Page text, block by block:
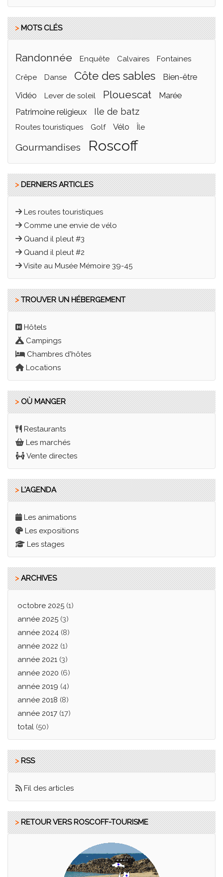
>MOTS CLÉS
randonnée enquête calvaires fontaines
crêpe Danse côte des sables
bien-être
vidéo
lever de soleil plouescat
marée
Patrimoine religieux
ile de batz
routes touristiques golf vélo île
gourmandises roscoff
>DERNIERS ARTICLES
Les routes touristiques
Comme une envie de vélo
Quand il pleut #3
Quand il pleut #2
Visite au Musée Mémoire 39-45
>TROUVER UN HÉBERGEMENT
Hôtels
Campings
Chambres d'hôtes
Locations
>OÙ MANGER
Restaurants
Les marchés
Vente directes
>L'AGENDA
Les animations
Les expositions
Les stages
>ARCHIVES
octobre 2025(1)
année 2025(3)
année 2024(8)
année 2022 (1)
année 2021(3)
année 2020 (6)
année 2019 (4)
année 2018 (8)
année 2017(17)
total (50)
>RSS
Fil des articles
>RETOUR VERS ROSCOFF-TOURISME